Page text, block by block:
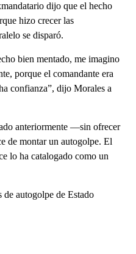
dijo que el hecho
hizo crecer las
se disparó.
bien mentado, me imagino
porque el comandante era
confianza”, dijo Morales a
anteriormente —sin ofrecer
de montar un autogolpe. El
lo ha catalogado como un
de autogolpe de Estado